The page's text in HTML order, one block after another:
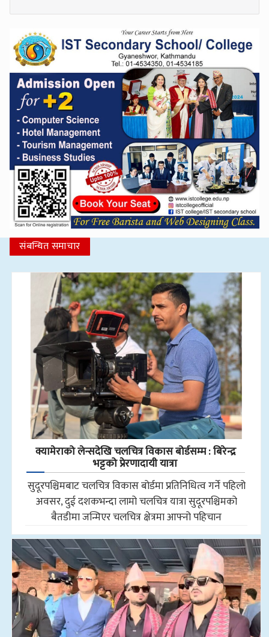
संबन्धित समाचार
क्यामेराको लेन्सदेखि चलचित्र विकास बोर्डसम्म : बिरेन्द्र
भट्टको प्रेरणादायी यात्रा
सुदूरपश्चिमबाट चलचित्र विकास बोर्डमा प्रतिनिधित्व गर्ने पहिलो
अवसर, दुई दशकभन्दा लामो चलचित्र यात्रा सुदूरपश्चिमको
बैतडीमा जन्मिएर चलचित्र क्षेत्रमा आफ्नो पहिचान